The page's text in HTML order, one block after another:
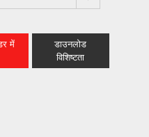
में
डाउनलोड
विशिष्टता